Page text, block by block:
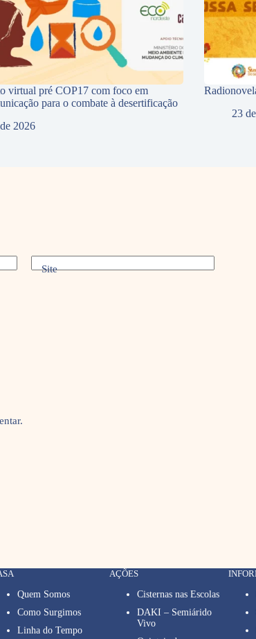
virtual pré COP17 com foco em
para o combate à desertificação
2026
23
Site
Quem Somos
Como Surgimos
Linha do Tempo
AÇÕES
Cisternas nas Escolas
DAKI – Semiárido
Vivo